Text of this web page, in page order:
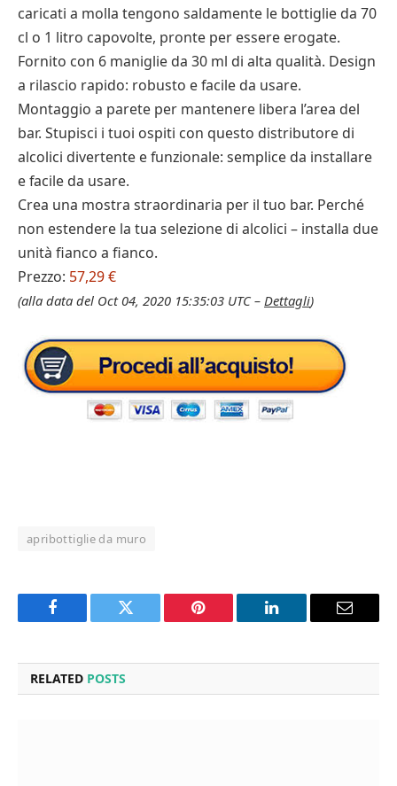
caricati a molla tengono saldamente le bottiglie da 70
cl o 1 litro capovolte, pronte per essere erogate.
Fornito con 6 maniglie da 30 ml di alta qualità. Design
a rilascio rapido: robusto e facile da usare.
Montaggio a parete per mantenere libera l’area del
bar. Stupisci i tuoi ospiti con questo distributore di
alcolici divertente e funzionale: semplice da installare
e facile da usare.
Crea una mostra straordinaria per il tuo bar. Perché
non estendere la tua selezione di alcolici – installa due
unità fianco a fianco.
Prezzo: 57,29 €
(alla data del Oct 04, 2020 15:35:03 UTC – Dettagli)
apribottiglie da muro
Facebook Twitter Pinterest LinkedIn Email
RELATED POSTS